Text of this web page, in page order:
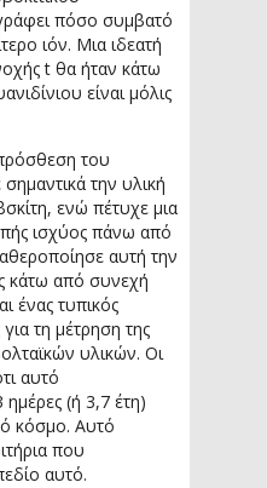
πόσο συμβατό
ιόν. Μια ιδεατή
t θα ήταν κάτω
είναι μόλις
του
την υλική
ενώ πέτυχε μια
ισχύος πάνω από
αυτή την
κάτω από συνεχή
ένας τυπικός
τη μέτρηση της
υλικών. Οι
αυτό
ημέρες (ή 3,7 έτη)
κόσμο. Αυτό
που
αυτό.